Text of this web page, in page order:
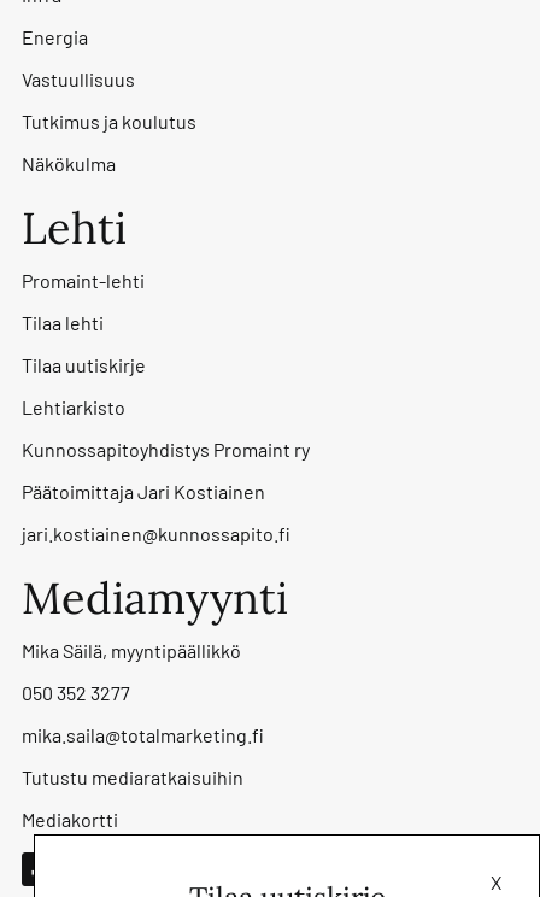
Energia
Vastuullisuus
Tutkimus ja koulutus
Näkökulma
Lehti
Promaint-lehti
Tilaa lehti
Tilaa uutiskirje
Lehtiarkisto
Kunnossapitoyhdistys Promaint ry
Päätoimittaja Jari Kostiainen
jari.kostiainen@kunnossapito.fi
Mediamyynti
Mika Säilä, myyntipäällikkö
050 352 3277
mika.saila@totalmarketing.fi
Tutustu mediaratkaisuihin
Mediakortti
X